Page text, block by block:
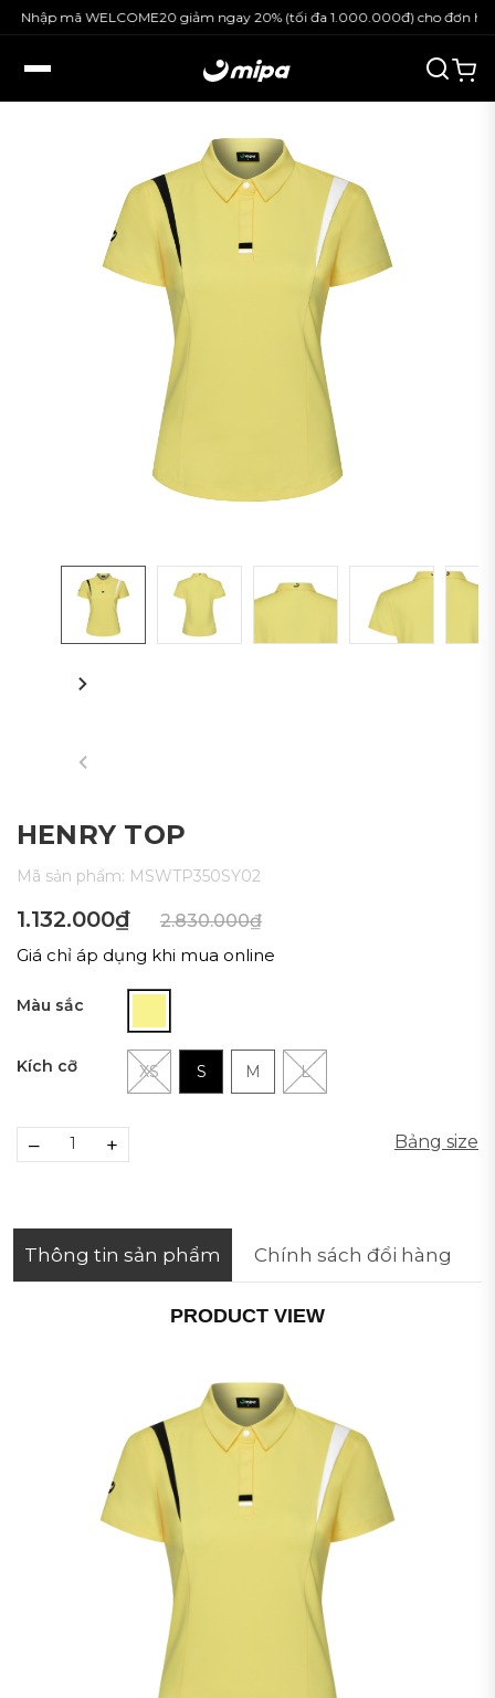
mã WELCOME20 giảm ngay 20% (tối đa 1.000.000đ) cho đơn hàng
HENRY TOP
Mã sản phẩm: MSWTP350SY02
1.132.000₫
2.830.000₫
Giá chỉ áp dụng khi mua online
Màu sắc
Kích cỡ XS S M L
Bảng size
– +
Thông tin sản phẩm Chính sách đổi hàng
PRODUCT VIEW